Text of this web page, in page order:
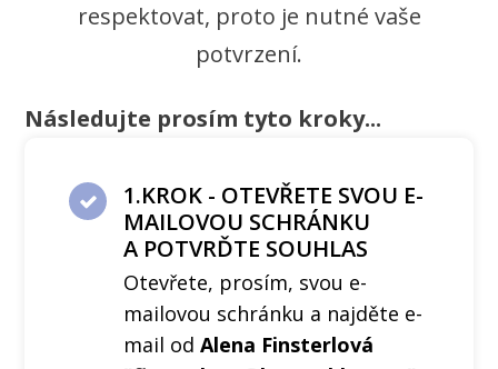
respektovat, proto je nutné vaše
potvrzení.
Následujte prosím tyto kroky...
1.KROK - OTEVŘETE SVOU E-
MAILOVOU SCHRÁNKU
A POTVRĎTE SOUHLAS
Otevřete, prosím, svou e-
mailovou schránku a najděte e-
mail odAlena Finsterlová